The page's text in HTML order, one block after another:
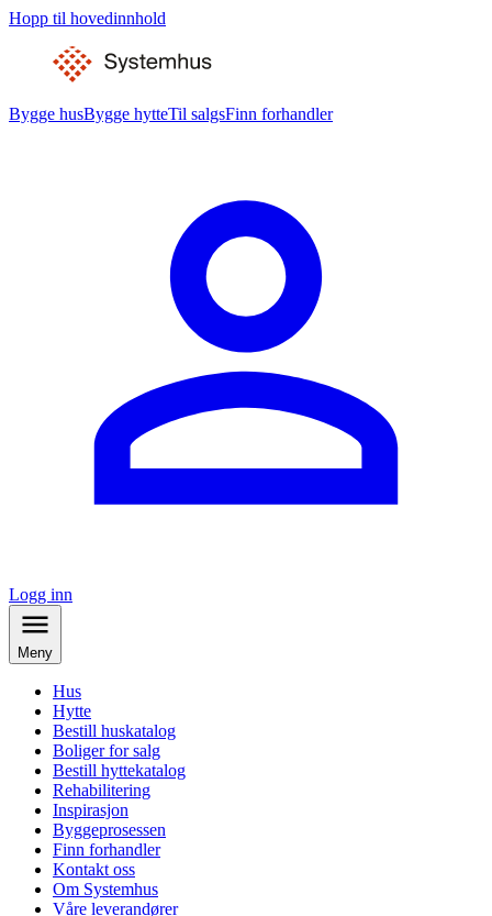
Hopp til hovedinnhold
Bygge husBygge hytteTil salgsFinn forhandler
Logg inn
Meny
Hus
Hytte
Bestill huskatalog
Boliger for salg
Bestill hyttekatalog
Rehabilitering
Inspirasjon
Byggeprosessen
Finn forhandler
Kontakt oss
Om Systemhus
Våre leverandører